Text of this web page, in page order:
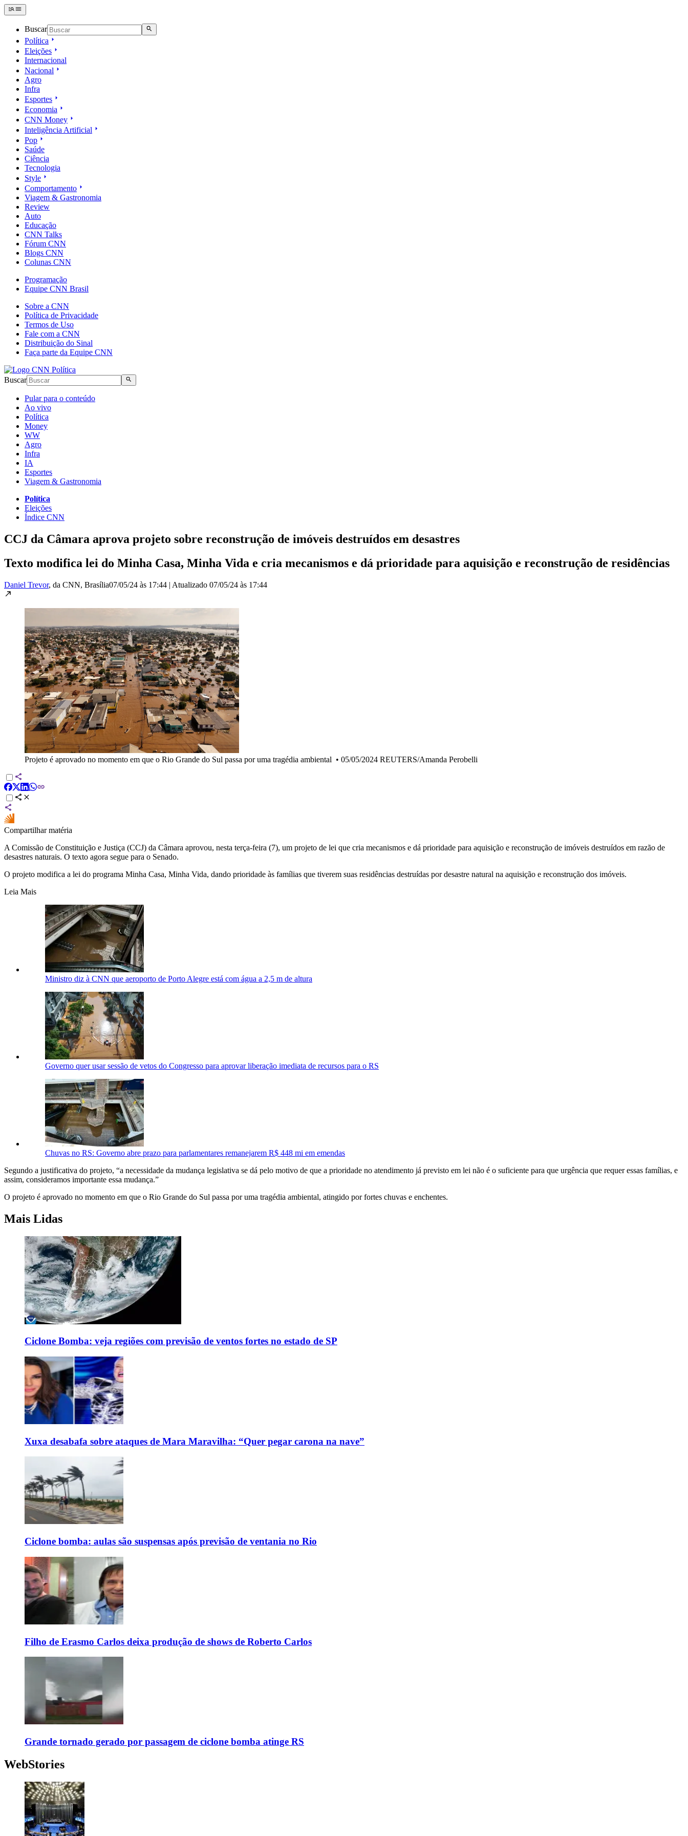
Buscar
Política
Eleições
Internacional
Nacional
Agro
Infra
Esportes
Economia
CNN Money
Inteligência Artificial
Pop
Saúde
Ciência
Tecnologia
Style
Comportamento
Viagem & Gastronomia
Review
Auto
Educação
CNN Talks
Fórum CNN
Blogs CNN
Colunas CNN
Programação
Equipe CNN Brasil
Sobre a CNN
Política de Privacidade
Termos de Uso
Fale com a CNN
Distribuição do Sinal
Faça parte da Equipe CNN
Buscar
Pular para o conteúdo
Ao vivo
Política
Money
WW
Agro
Infra
IA
Esportes
Viagem & Gastronomia
Política
Eleições
Índice CNN
CCJ da Câmara aprova projeto sobre reconstrução de imóveis destruídos em desastres
Texto modifica lei do Minha Casa, Minha Vida e cria mecanismos e dá prioridade para aquisição e reconstrução de residências
Daniel Trevor, da CNN, Brasília07/05/24 às 17:44 | Atualizado 07/05/24 às 17:44
Projeto é aprovado no momento em que o Rio Grande do Sul passa por uma tragédia ambiental • 05/05/2024 REUTERS/Amanda Perobelli
Compartilhar matéria
A Comissão de Constituição e Justiça (CCJ) da Câmara aprovou, nesta terça-feira (7), um projeto de lei que cria mecanismos e dá prioridade para aquisição e reconstrução de imóveis destruídos em razão de
desastres naturais. O texto agora segue para o Senado.
O projeto modifica a lei do programa Minha Casa, Minha Vida, dando prioridade às famílias que tiverem suas residências destruídas por desastre natural na aquisição e reconstrução dos imóveis.
Leia Mais
Ministro diz à CNN que aeroporto de Porto Alegre está com água a 2,5 m de altura
Governo quer usar sessão de vetos do Congresso para aprovar liberação imediata de recursos para o RS
Chuvas no RS: Governo abre prazo para parlamentares remanejarem R$ 448 mi em emendas
Segundo a justificativa do projeto, “a necessidade da mudança legislativa se dá pelo motivo de que a prioridade no atendimento já previsto em lei não é o suficiente para que urgência que requer essas famílias, e
assim, consideramos importante essa mudança.”
O projeto é aprovado no momento em que o Rio Grande do Sul passa por uma tragédia ambiental, atingido por fortes chuvas e enchentes.
Mais Lidas
Ciclone Bomba: veja regiões com previsão de ventos fortes no estado de SP
Xuxa desabafa sobre ataques de Mara Maravilha: “Quer pegar carona na nave”
Ciclone bomba: aulas são suspensas após previsão de ventania no Rio
Filho de Erasmo Carlos deixa produção de shows de Roberto Carlos
Grande tornado gerado por passagem de ciclone bomba atinge RS
WebStories